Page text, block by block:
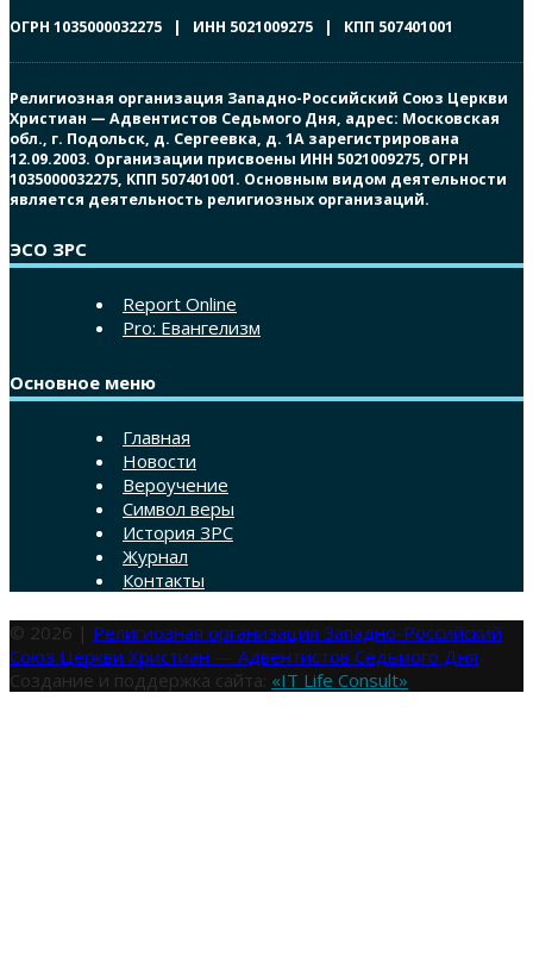
ОГРН 1035000032275 | ИНН 5021009275 | КПП 507401001
Религиозная организация Западно-Российский Союз Церкви
Христиан — Адвентистов Седьмого Дня, адрес: Московская
обл., г. Подольск, д. Сергеевка, д. 1А зарегистрирована
12.09.2003. Организации присвоены ИНН 5021009275, ОГРН
1035000032275, КПП 507401001. Основным видом деятельности
является деятельность религиозных организаций.
ЭСО ЗРС
Report Online
Pro: Евангелизм
Основное меню
Главная
Новости
Вероучение
Символ веры
История ЗРС
Журнал
Контакты
© 2026 | Религиозная организация Западно-Российский
Союз Церкви Христиан — Адвентистов Седьмого Дня
Создание и поддержка сайта: «IT Life Consult»